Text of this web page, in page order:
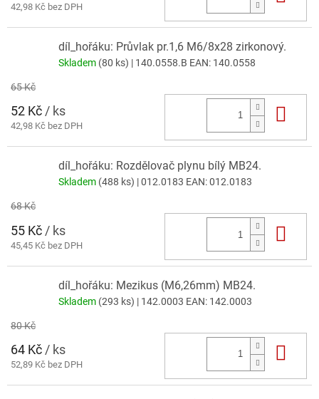
42,98 Kč bez DPH
díl_hořáku: Průvlak pr.1,6 M6/8x28 zirkonový.
Skladem (80 ks) | 140.0558.B EAN: 140.0558
65 Kč
52 Kč/ ks
42,98 Kč bez DPH
díl_hořáku: Rozdělovač plynu bílý MB24.
Skladem (488 ks) | 012.0183 EAN:012.0183
68 Kč
55 Kč / ks
45,45 Kč bez DPH
díl_hořáku: Mezikus (M6,26mm) MB24.
Skladem (293 ks) | 142.0003 EAN: 142.0003
80 Kč
64 Kč / ks
52,89 Kč bez DPH